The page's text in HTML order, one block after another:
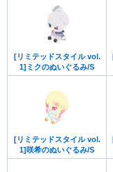
[リミテッドスタイル vol.
1]ミクのぬいぐるみ/S
[リミテッドスタイル vol.
1]咲希のぬいぐるみ/S